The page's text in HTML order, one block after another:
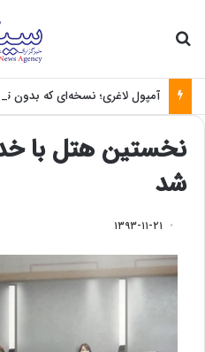
آمپول لاغری؛ نسخه‌ای که بدون
نخستین هتل با
شد
۱۳۹۳-۱۱-۲۱